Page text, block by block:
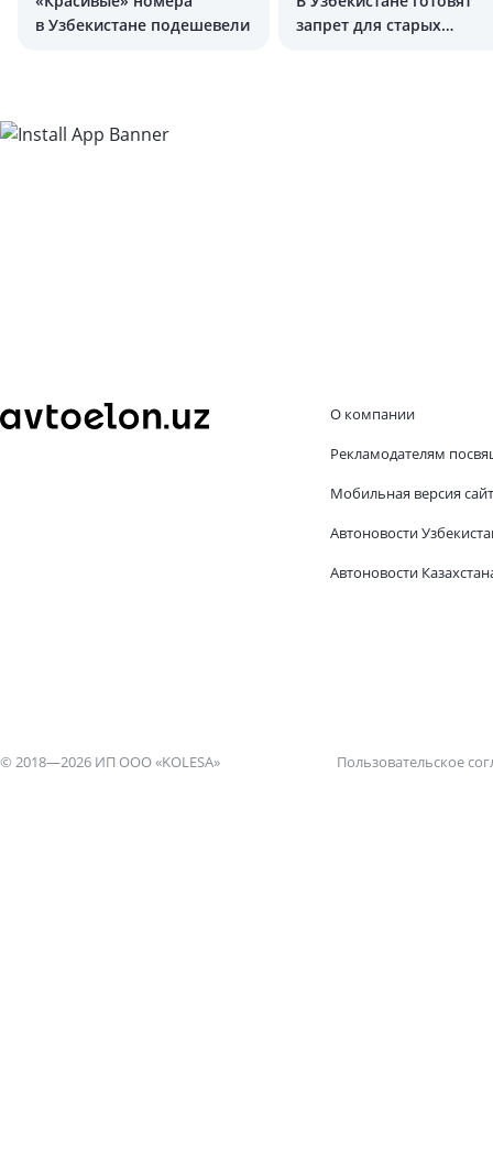
в Узбекистане подешевели
запрет для старых
О компании
Рекламодателям
Мобильная версия
Автоновости
Автоновости
© 2018—2026 ИП ООО «KOLESA» Пользовательское